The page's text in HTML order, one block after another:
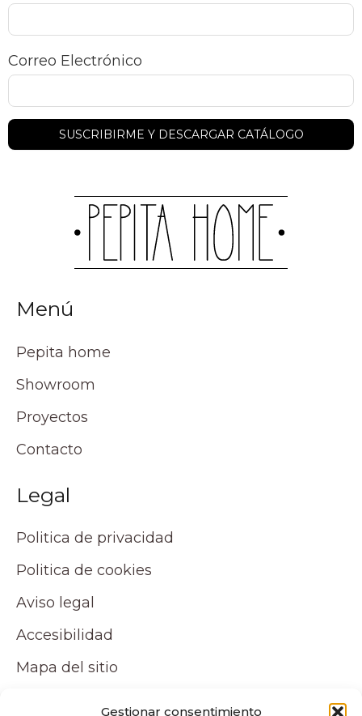
Gestionar consentimiento
Correo Electrónico
Menú
Pepita home
Showroom
Proyectos
Contacto
Legal
Politica de privacidad
Politica de cookies
Aviso legal
Accesibilidad
Mapa del sitio